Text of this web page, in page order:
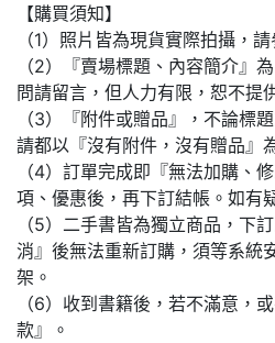
【購買須知】
（1）照片皆為現貨實際拍攝，
（2）『賣場標題、內容簡介』
問請留言，但人力有限，恕不提
（3）『附件或贈品』，不論標
請都以『沒有附件，沒有贈品』
（4）訂單完成即『無法加購、
項、優惠後，再下訂結帳。如有
（5）二手書皆為獨立商品，下
消』後無法重新訂購，須等系統
架。
（6）收到書籍後，若不滿意，
款』。